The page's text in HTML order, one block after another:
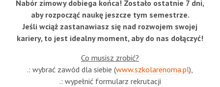
Nabór zimowy dobiega końca! Zostało ostatnie 7 dni,
aby rozpocząć naukę jeszcze tym semestrze.
Jeśli wciąż zastanawiasz się nad rozwojem swojej
kariery, to jest idealny moment, aby do nas dołączyć!
Co musisz zrobić?
.: wybrać zawód dla siebie (www.szkolarenoma.pl),
.: wypełnić formularz rekrutacji